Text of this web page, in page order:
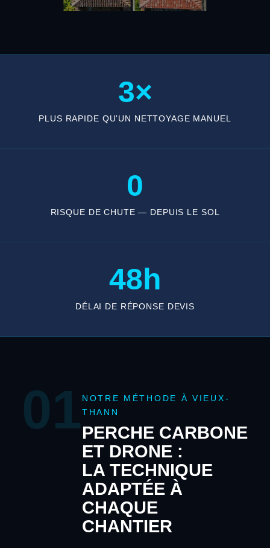
3×
PLUS RAPIDE QU'UN NETTOYAGE MANUEL
0
RISQUE DE CHUTE — DEPUIS LE SOL
48h
DÉLAI DE RÉPONSE DEVIS
01 NOTRE MÉTHODE À VIEUX-
THANN
PERCHE CARBONE
ET DRONE :
LA TECHNIQUE
ADAPTÉE À
CHAQUE
CHANTIER